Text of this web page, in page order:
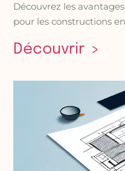
Découvrez les
pour les constructions
Découvrir >